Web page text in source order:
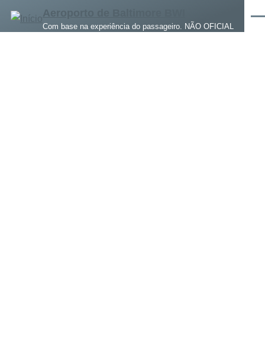
Pular para o conteúdo principal
Aeroporto de Baltimore BWI
Com base na experiência do passageiro. NÃO OFICIAL